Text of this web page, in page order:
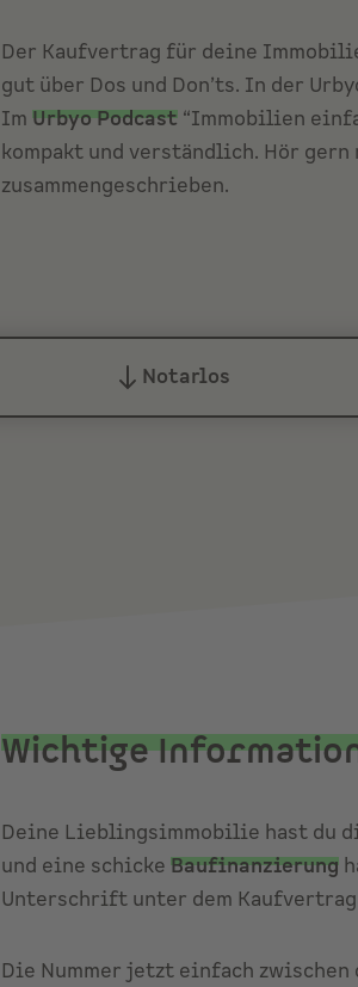
Der Kaufvertrag für deine
gut über Dos und Don’ts. In der
Im Urbyo Podcast “Immobilien
kompakt und verständlich. Hör
zusammengeschrieben.
Notarlos
Wichtige
Deine Lieblingsimmobilie hast du
und eine schicke Baufinanzierung
Unterschrift unter dem
Die Nummer jetzt einfach